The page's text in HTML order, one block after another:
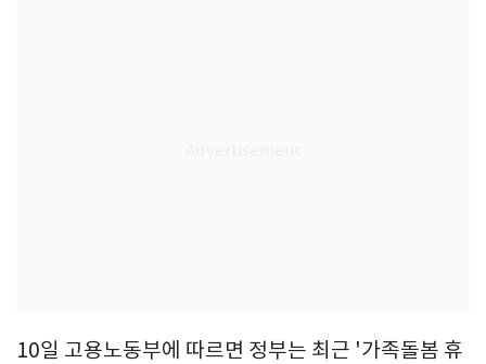
10일 고용노동부에 따르면 정부는 최근 '가족돌봄 휴